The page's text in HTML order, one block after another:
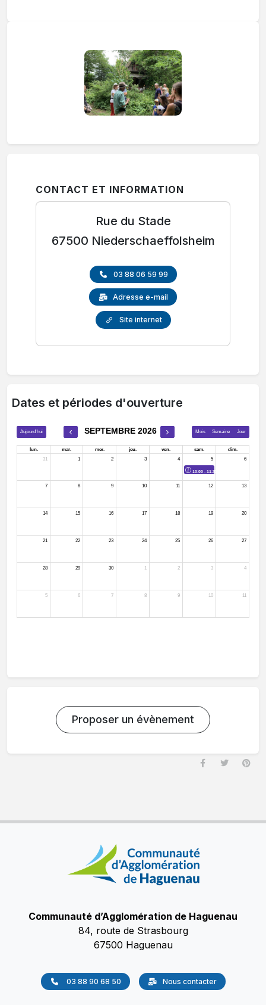
CONTACT ET INFORMATION
Rue du Stade
67500 Niederschaeffolsheim
03 88 06 59 99
Adresse e-mail
Site internet
Dates et périodes d'ouverture
Proposer un évènement
Communauté d’Agglomération de Haguenau
84, route de Strasbourg
67500 Haguenau
03 88 90 68 50 Nous contacter